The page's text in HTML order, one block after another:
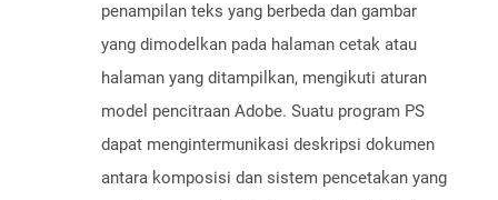
penampilan teks yang berbeda dan gambar
yang dimodelkan pada halaman cetak atau
halaman yang ditampilkan, mengikuti aturan
model pencitraan Adobe. Suatu program PS
dapat mengintermunikasi deskripsi dokumen
antara komposisi dan sistem pencetakan yang